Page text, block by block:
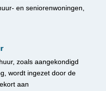
en seniorenwoningen,
zoals aangekondigd
wordt ingezet door de
aan